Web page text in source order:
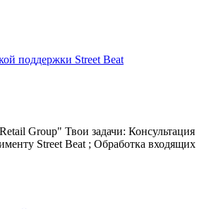
поддержки Street Beat
Group" Твои задачи: Консультация
Street Beat ; Обработка входящих